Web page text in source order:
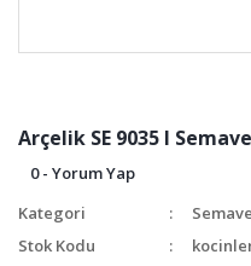
Arçelik SE 9035 I
0 - Yorum Yap
Kategori
Stok Kodu